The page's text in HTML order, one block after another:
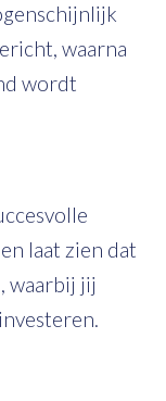
waarna
wordt
laat zien dat
waarbij jij